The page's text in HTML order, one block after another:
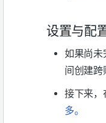
设置与配
如果尚未
间创建跨
接下来，
多。